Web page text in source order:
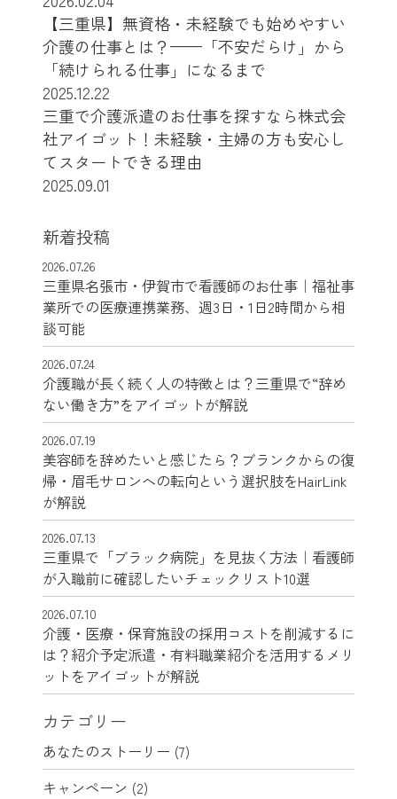
【三重県】無資格・未経験でも始めやすい
介護の仕事とは？——「不安だらけ」から
「続けられる仕事」になるまで
2025.12.22
三重で介護派遣のお仕事を探すなら株式会
社アイゴット！未経験・主婦の方も安心し
てスタートできる理由
2025.09.01
新着投稿
2026.07.26
三重県名張市・伊賀市で看護師のお仕事｜福祉事
業所での医療連携業務、週3日・1日2時間から相
談可能
2026.07.24
介護職が長く続く人の特徴とは？三重県で“辞め
ない働き方”をアイゴットが解説
2026.07.19
美容師を辞めたいと感じたら？ブランクからの復
帰・眉毛サロンへの転向という選択肢をHairLink
が解説
2026.07.13
三重県で「ブラック病院」を見抜く方法｜看護師
が入職前に確認したいチェックリスト10選
2026.07.10
介護・医療・保育施設の採用コストを削減するに
は？紹介予定派遣・有料職業紹介を活用するメリ
ットをアイゴットが解説
カテゴリー
あなたのストーリー (7)
キャンペーン (2)